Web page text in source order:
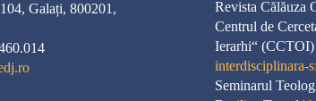
Galați, 800201,
Revista Călăuza
Centrul de
Ierarhi“ (CCTOI)
interdisciplinara-
Seminarul